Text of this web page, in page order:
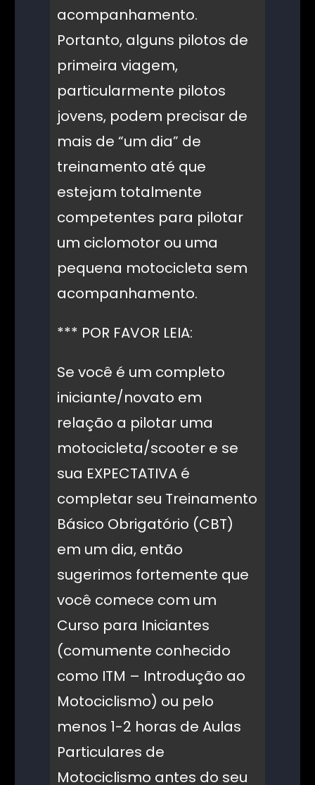
acompanhamento.
Portanto, alguns pilotos de
primeira viagem,
particularmente pilotos
jovens, podem precisar de
mais de “um dia” de
treinamento até que
estejam totalmente
competentes para pilotar
um ciclomotor ou uma
pequena motocicleta sem
acompanhamento.
*** POR FAVOR LEIA:
Se você é um completo
iniciante/novato em
relação a pilotar uma
motocicleta/scooter e se
sua EXPECTATIVA é
completar seu Treinamento
Básico Obrigatório (CBT)
em um dia, então
sugerimos fortemente que
você comece com um
Curso para Iniciantes
(comumente conhecido
como ITM – Introdução ao
Motociclismo) ou pelo
menos 1-2 horas de Aulas
Particulares de
Motociclismo antes do seu